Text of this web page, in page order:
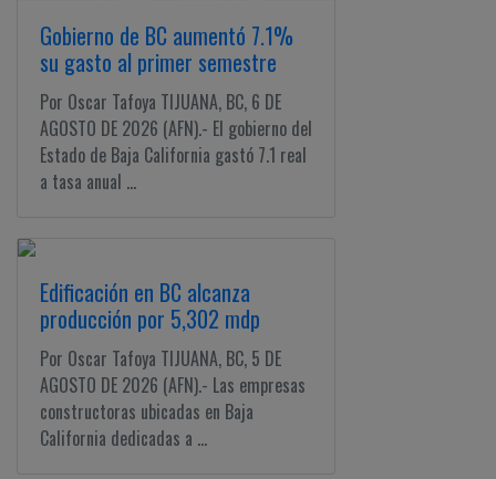
Gobierno de BC aumentó 7.1%
su gasto al primer semestre
Por Oscar Tafoya TIJUANA, BC, 6 DE
AGOSTO DE 2026 (AFN).- El gobierno del
Estado de Baja California gastó 7.1 real
a tasa anual ...
Edificación en BC alcanza
producción por 5,302 mdp
Por Oscar Tafoya TIJUANA, BC, 5 DE
AGOSTO DE 2026 (AFN).- Las empresas
constructoras ubicadas en Baja
California dedicadas a ...